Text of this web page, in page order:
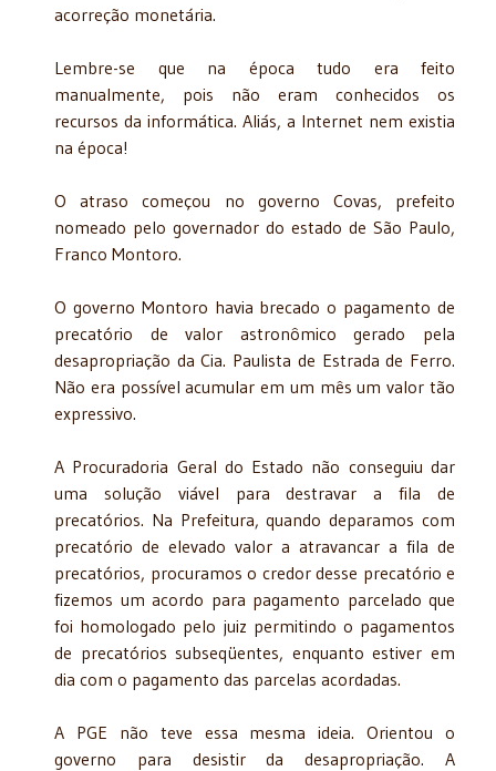
acorreção monetária.
Lembre-se que na época tudo era feito
manualmente, pois não eram conhecidos os
recursos da informática. Aliás, a Internet nem existia
na época!
O atraso começou no governo Covas, prefeito
nomeado pelo governador do estado de São Paulo,
Franco Montoro.
O governo Montoro havia brecado o pagamento de
precatório de valor astronômico gerado pela
desapropriação da Cia. Paulista de Estrada de Ferro.
Não era possível acumular em um mês um valor tão
expressivo.
A Procuradoria Geral do Estado não conseguiu dar
uma solução viável para destravar a fila de
precatórios. Na Prefeitura, quando deparamos com
precatório de elevado valor a atravancar a fila de
precatórios, procuramos o credor desse precatório e
fizemos um acordo para pagamento parcelado que
foi homologado pelo juiz permitindo o pagamentos
de precatórios subseqüentes, enquanto estiver em
dia com o pagamento das parcelas acordadas.
A PGE não teve essa mesma ideia. Orientou o
governo para desistir da desapropriação. A